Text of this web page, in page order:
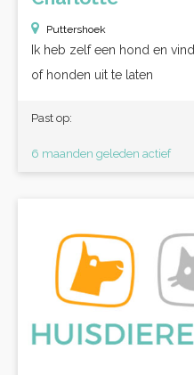
Puttershoek
Ik heb zelf een hond en
of honden uit te laten
Past op:
6 maanden geleden actief